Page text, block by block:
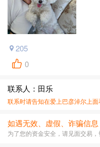
205
0
联系人：田乐
联系时请告知在爱上巴彦淖尔 上
如遇无效、虚假、诈骗信
为了您的资金安全，请见面交易